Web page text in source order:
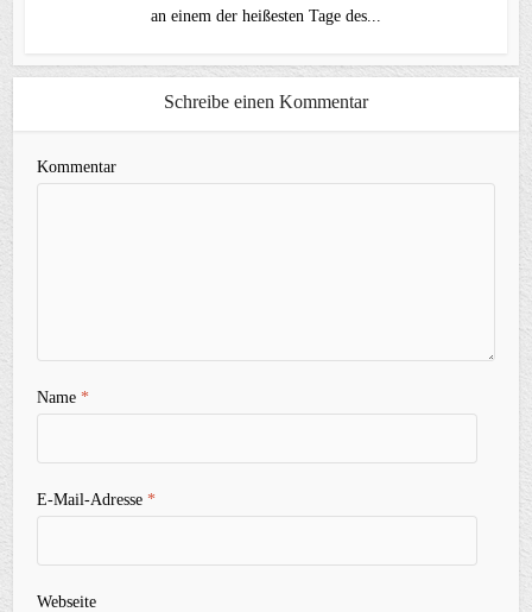
an einem der heißesten Tage des...
Schreibe einen Kommentar
Kommentar
Name*
E-Mail-Adresse*
Webseite